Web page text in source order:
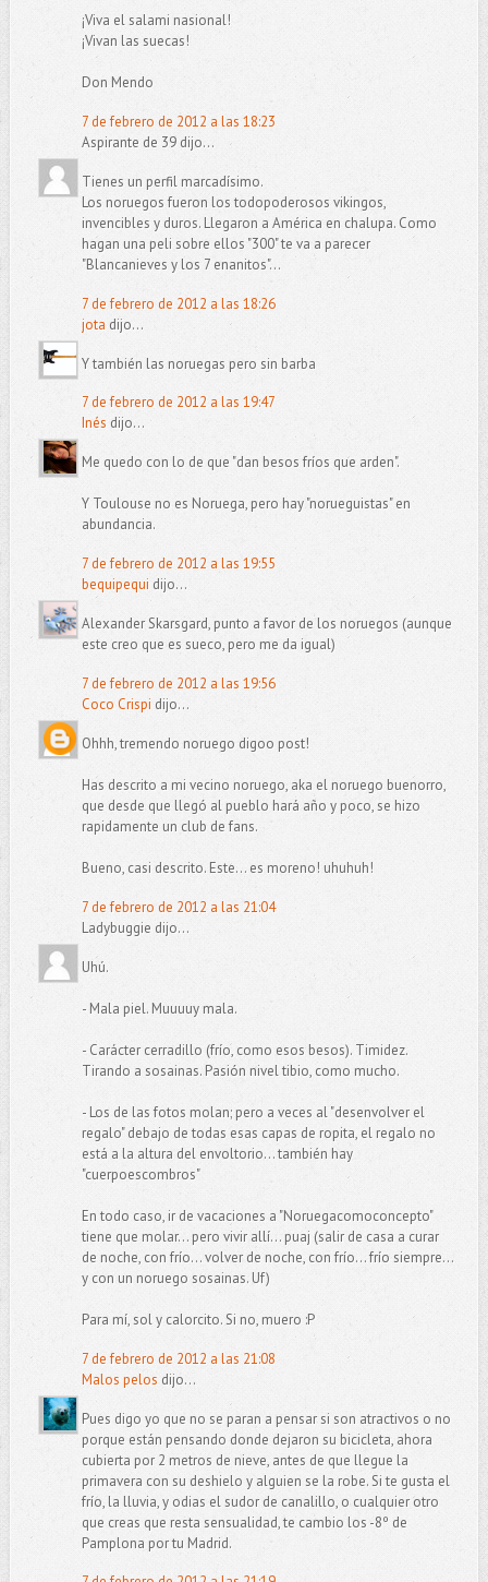
¡Viva el salami nasional!
¡Vivan las suecas!
Don Mendo
7 de febrero de 2012 a las 18:23
Aspirante de 39 dijo...
Tienes un perfil marcadísimo.
Los noruegos fueron los todopoderosos vikingos,
invencibles y duros. Llegaron a América en chalupa. Como
hagan una peli sobre ellos "300" te va a parecer
"Blancanieves y los 7 enanitos"...
7 de febrero de 2012 a las 18:26
jota dijo...
Y también las noruegas pero sin barba
7 de febrero de 2012 a las 19:47
Inés dijo...
Me quedo con lo de que "dan besos fríos que arden".
Y Toulouse no es Noruega, pero hay "norueguistas" en
abundancia.
7 de febrero de 2012 a las 19:55
bequipequi dijo...
Alexander Skarsgard, punto a favor de los noruegos (aunque
este creo que es sueco, pero me da igual)
7 de febrero de 2012 a las 19:56
Coco Crispi dijo...
Ohhh, tremendo noruego digoo post!
Has descrito a mi vecino noruego, aka el noruego buenorro,
que desde que llegó al pueblo hará año y poco, se hizo
rapidamente un club de fans.
Bueno, casi descrito. Este... es moreno! uhuhuh!
7 de febrero de 2012 a las 21:04
Ladybuggie dijo...
Uhú.
- Mala piel. Muuuuy mala.
- Carácter cerradillo (frío, como esos besos). Timidez.
Tirando a sosainas. Pasión nivel tibio, como mucho.
- Los de las fotos molan; pero a veces al "desenvolver el
regalo" debajo de todas esas capas de ropita, el regalo no
está a la altura del envoltorio... también hay
"cuerpoescombros"
En todo caso, ir de vacaciones a "Noruegacomoconcepto"
tiene que molar... pero vivir allí... puaj (salir de casa a curar
de noche, con frío... volver de noche, con frío... frío siempre...
y con un noruego sosainas. Uf)
Para mí, sol y calorcito. Si no, muero :P
7 de febrero de 2012 a las 21:08
Malos pelos dijo...
Pues digo yo que no se paran a pensar si son atractivos o no
porque están pensando donde dejaron su bicicleta, ahora
cubierta por 2 metros de nieve, antes de que llegue la
primavera con su deshielo y alguien se la robe. Si te gusta el
frío, la lluvia, y odias el sudor de canalillo, o cualquier otro
que creas que resta sensualidad, te cambio los -8º de
Pamplona por tu Madrid.